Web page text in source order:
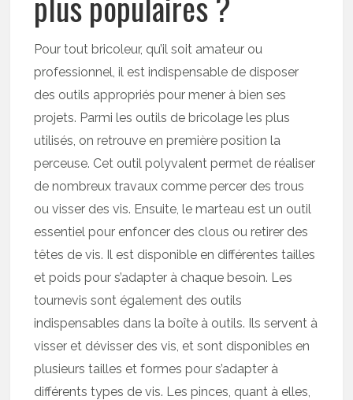
Pour tout bricoleur, qu’il soit amateur ou
professionnel, il est indispensable de disposer
des outils appropriés pour mener à bien ses
projets. Parmi les outils de bricolage les plus
utilisés, on retrouve en première position la
perceuse. Cet outil polyvalent permet de réaliser
de nombreux travaux comme percer des trous
ou visser des vis. Ensuite, le marteau est un outil
essentiel pour enfoncer des clous ou retirer des
têtes de vis. Il est disponible en différentes tailles
et poids pour s’adapter à chaque besoin. Les
tournevis sont également des outils
indispensables dans la boîte à outils. Ils servent à
visser et dévisser des vis, et sont disponibles en
plusieurs tailles et formes pour s’adapter à
différents types de vis. Les pinces, quant à elles,